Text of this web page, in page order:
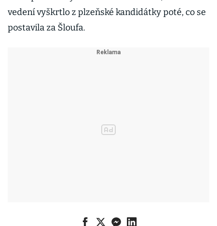
vedení vyškrtlo z plzeňské kandidátky poté, co se
postavila za Šloufa.